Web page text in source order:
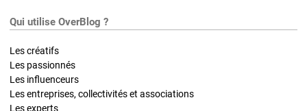
Qui utilise OverBlog ?
Les créatifs
Les passionnés
Les influenceurs
Les entreprises, collectivités et associations
Les experts